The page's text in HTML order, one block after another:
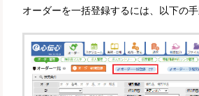
オーダーを一括登録するには、以下の手